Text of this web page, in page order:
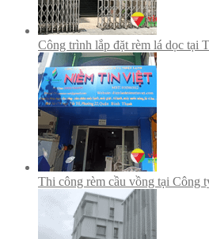
Công trình lắp đặt rèm lá dọc tại
Thi công rèm cầu vồng tại